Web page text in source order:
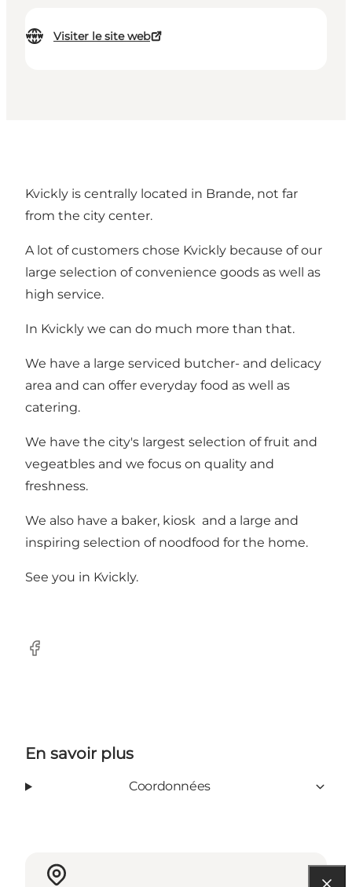
Visiter le site web
Kvickly is centrally located in Brande, not far
from the city center.
A lot of customers chose Kvickly because of our
large selection of convenience goods as well as
high service.
In Kvickly we can do much more than that.
We have a large serviced butcher- and delicacy
area and can offer everyday food as well as
catering.
We have the city's largest selection of fruit and
vegeatbles and we focus on quality and
freshness.
We also have a baker, kiosk and a large and
inspiring selection of noodfood for the home.
See you in Kvickly.
Facebook
En savoir plus
Coordonnées